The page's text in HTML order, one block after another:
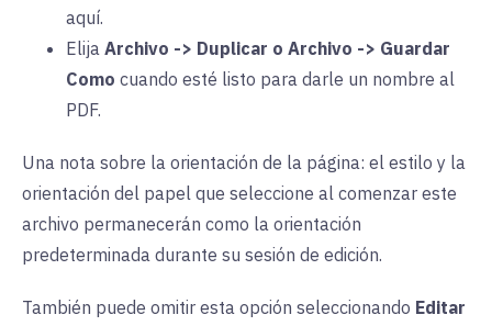
aquí.
Elija Archivo -> Duplicar o Archivo -> Guardar
Como cuando esté listo para darle un nombre al
PDF.
Una nota sobre la orientación de la página: el estilo y la
orientación del papel que seleccione al comenzar este
archivo permanecerán como la orientación
predeterminada durante su sesión de edición.
También puede omitir esta opción seleccionando Editar